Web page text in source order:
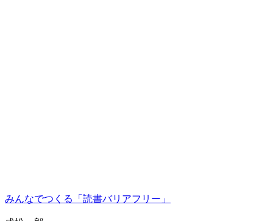
みんなでつくる「読書バリアフリー」